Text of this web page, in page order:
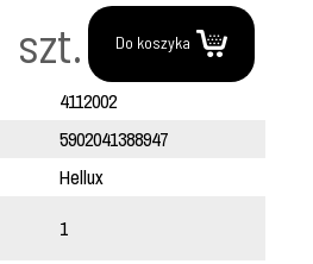
szt. Do koszyka
4112002
5902041388947
Hellux
1